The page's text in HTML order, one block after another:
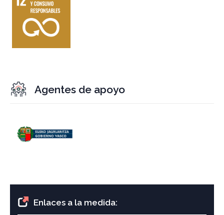
Agentes de apoyo
Enlaces a la medida: